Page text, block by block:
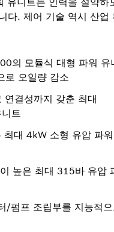
다. 제어 기술 역시 산업
의 모듈식 대형 파워 유
로 오일량 감소
결성까지 갖춘 최대
트
대 4kW 소형 유압 파워
높은 최대 315바 유압
/펌프 조립부를 지능적